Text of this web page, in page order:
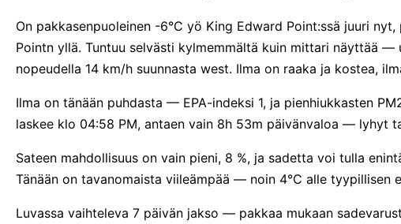
On pakkasenpuoleinen -6°C yö King Edward Point:ssä juuri
Pointn yllä. Tuntuu selvästi kylmemmältä kuin mittari näyttää —
nopeudella 14 km/h suunnasta west. Ilma on raaka ja kostea,
Ilma on tänään puhdasta — EPA-indeksi 1, ja pienhiukkasten
laskee klo 04:58 PM, antaen vain 8h 53m päivänvaloa — lyhyt
Sateen mahdollisuus on vain pieni, 8 %, ja sadetta voi tulla
Tänään on tavanomaista viileämpää — noin 4°C alle tyypillisen
Luvassa vaihteleva 7 päivän jakso — pakkaa mukaan